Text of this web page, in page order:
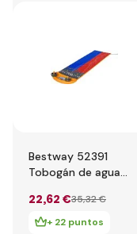
Bestway 52391
Tobogán de agua
4.88m
22,62 €35,32 €
+ 22 puntos